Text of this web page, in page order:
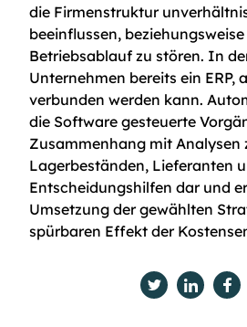
die Firmenstruktur
beeinflussen, beziehungsweise
Betriebsablauf zu stören. In
Unternehmen bereits ein ERP,
verbunden werden kann.
die Software gesteuerte
Zusammenhang mit Analysen
Lagerbeständen, Lieferanten
Entscheidungshilfen dar und
Umsetzung der gewählten
spürbaren Effekt der